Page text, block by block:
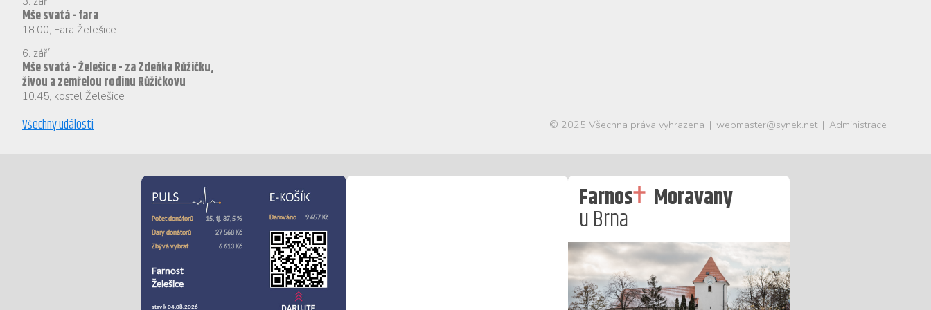
Mše svatá - fara
18.00, Fara Želešice
6. září
Mše svatá - Želešice - za Zdeňka Růžičku,
živou a zemřelou rodinu Růžičkovu
10.45, kostel Želešice
Všechny události © 2025 Všechna práva vyhrazena | webmaster@synek.net| Administrace